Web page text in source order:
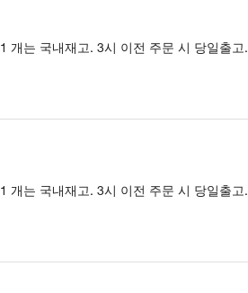
1 개는 국내재고. 3시 이전 주문 시 당일출고.
1 개는 국내재고. 3시 이전 주문 시 당일출고.